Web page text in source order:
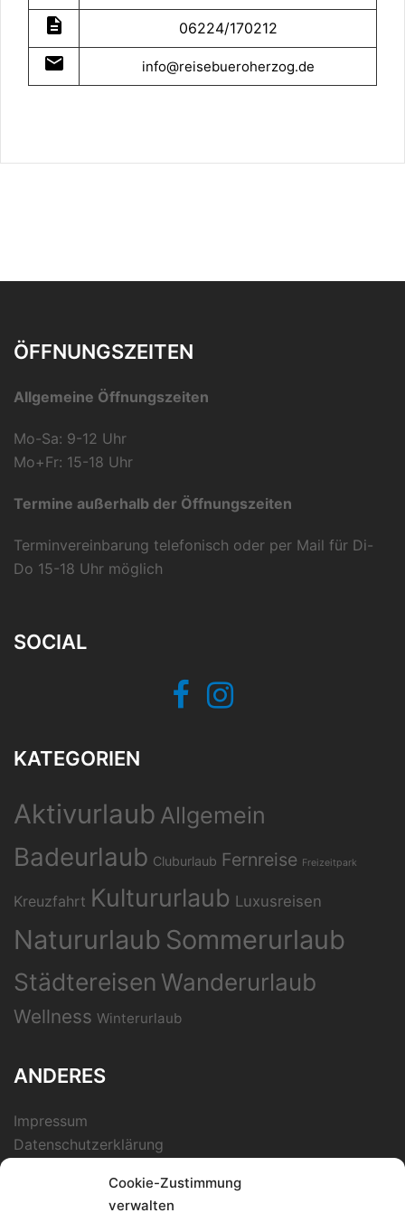
Cookie-Zustimmung
verwalten
description 06224/170212
mail info@reisebueroherzog.de
ÖFFNUNGSZEITEN
Allgemeine Öffnungszeiten
Mo-Sa: 9-12 Uhr
Mo+Fr: 15-18 Uhr
Termine außerhalb der Öffnungszeiten
Terminvereinbarung telefonisch oder per Mail für Di-
Do 15-18 Uhr möglich
SOCIAL
FacebookInstagram
KATEGORIEN
Aktivurlaub Allgemein
Badeurlaub Cluburlaub Fernreise Freizeitpark
Kreuzfahrt Kultururlaub Luxusreisen
Natururlaub Sommerurlaub
Städtereisen Wanderurlaub
Wellness Winterurlaub
ANDERES
Impressum
Datenschutzerklärung